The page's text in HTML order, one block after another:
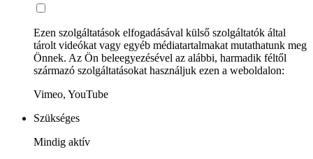
Ezen szolgáltatások elfogadásával külső szolgáltatók által
tárolt videókat vagy egyéb médiatartalmakat mutathatunk meg
Önnek. Az Ön beleegyezésével az alábbi, harmadik féltől
származó szolgáltatásokat használjuk ezen a weboldalon:
Vimeo, YouTube
Szükséges
Mindig aktív